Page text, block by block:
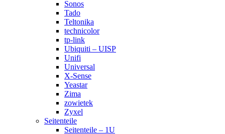
Sonos
Tado
Teltonika
technicolor
tp-link
Ubiquiti – UISP
Unifi
Universal
X-Sense
Yeastar
Zima
zowietek
Zyxel
Seitenteile
Seitenteile – 1U